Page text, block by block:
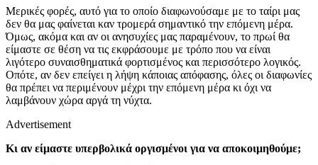
Μερικές φορές, αυτό για το οποίο διαφωνούσαμε με το ταίρι μας
δεν θα μας φαίνεται καν τρομερά σημαντικό την επόμενη μέρα.
Όμως, ακόμα και αν οι ανησυχίες μας παραμένουν, το πρωί θα
είμαστε σε θέση να τις εκφράσουμε με τρόπο που να είναι
λιγότερο συναισθηματικά φορτισμένος και περισσότερο λογικός.
Οπότε, αν δεν επείγει η λήψη κάποιας απόφασης, όλες οι διαφωνίες
θα πρέπει να περιμένουν μέχρι την επόμενη μέρα κι όχι να
λαμβάνουν χώρα αργά τη νύχτα.
Advertisement
Κι αν είμαστε υπερβολικά οργισμένοι για να αποκοιμηθούμε;